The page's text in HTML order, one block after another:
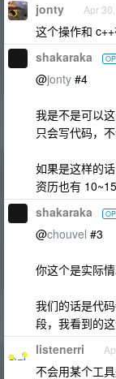
jonty Apr
这个操作和
shakaraka OP
@jonty #4
我是不是可以
只会写代码，
如果是这样的
资历也有
shakaraka OP
@chouvel #3
你这个是实际情
我们的话是代
段，我看到的
listenerri
不会用某个工